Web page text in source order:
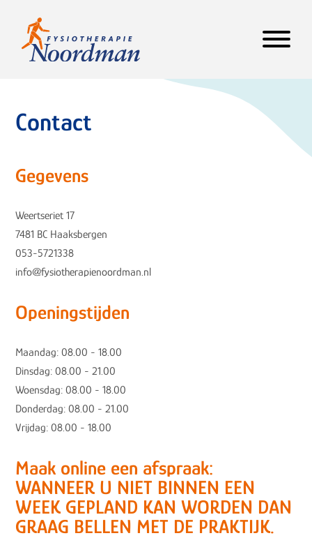
Contact
Gegevens
Weertseriet 17
7481 BC Haaksbergen
053-5721338
info@fysiotherapienoordman.nl
Openingstijden
Maandag: 08.00 - 18.00
Dinsdag: 08.00 - 21.00
Woensdag: 08.00 - 18.00
Donderdag: 08.00 - 21.00
Vrijdag: 08.00 - 18.00
Maak online een afspraak:
WANNEER U NIET BINNEN EEN
WEEK GEPLAND KAN WORDEN DAN
GRAAG BELLEN MET DE PRAKTIJK.